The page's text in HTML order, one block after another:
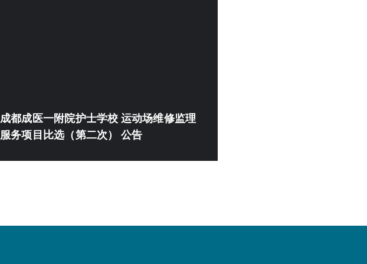
成都成医一附院护士学校 运动场维修监理
服务项目比选（第二次） 公告